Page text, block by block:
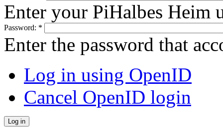
Enter your PiHalbes Heim
Password: *
Enter the password that
Log in using OpenID
Cancel OpenID login